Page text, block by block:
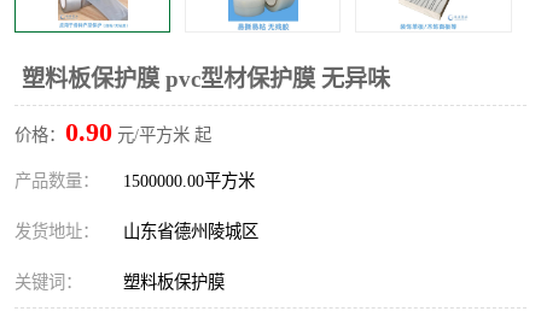
塑料板保护膜 pvc型材保护膜 无异味
价格： 0.90 元/平方米 起
产品数量： 1500000.00平方米
发货地址： 山东省德州陵城区
关键词： 塑料板保护膜
不锈钢板保护膜 一次性隔离膜